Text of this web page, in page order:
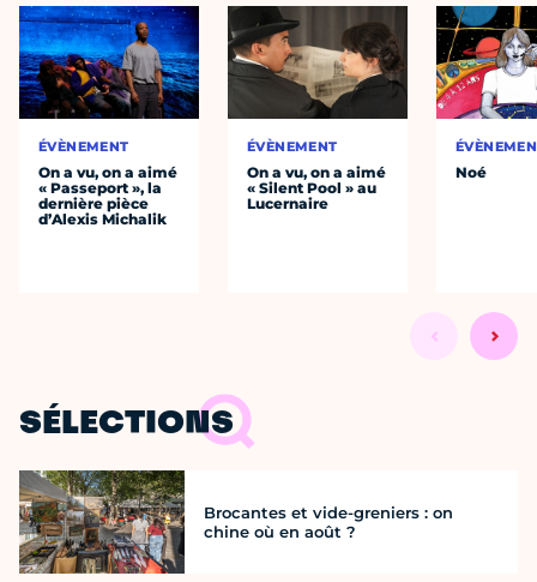
ÉVÈNEMENT
On a vu, on a aimé
« Passeport », la
dernière pièce
d’Alexis Michalik
ÉVÈNEMENT
On a vu, on a aimé
« Silent Pool » au
Lucernaire
Noé
SÉLECTIONS
Brocantes et vide-greniers : on
chine où en août ?